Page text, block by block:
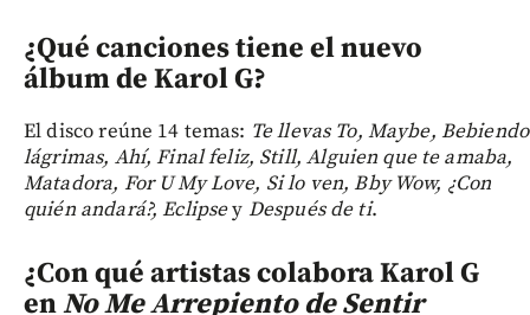
¿Qué canciones tiene el nuevo
álbum de Karol G?
El disco reúne 14 temas: Te llevas To, Maybe, Bebiendo
lágrimas, Ahí, Final feliz, Still, Alguien que te amaba,
Matadora, For U My Love, Si lo ven, Bby Wow, ¿Con
quién andará?, Eclipsey Después de ti.
¿Con qué artistas colabora Karol G
enNo Me Arrepiento de Sentir